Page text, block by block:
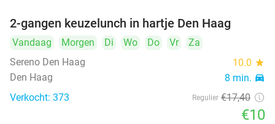
2-gangen keuzelunch in hartje Den Haag
Vandaag Morgen Di Wo Do Vr
Za
Sereno Den Haag
10.0 star
Den Haag 8 min. directions_car
Verkocht: 373 Regulier €17,40
€10